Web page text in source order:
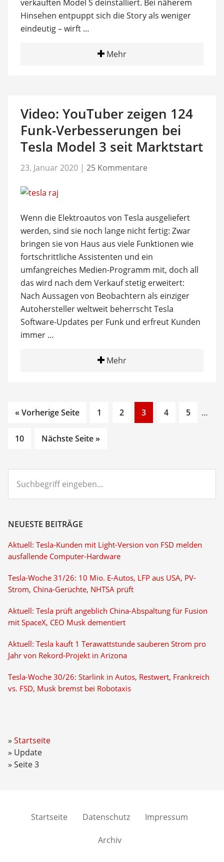
verkauften Model S deinstalliert. Bei näherem
Hinsehen entpuppt sich die Story als weniger
eindeutig – wirft …
Mehr
Video: YouTuber zeigen 124
Funk-Verbesserungen bei
Tesla Model 3 seit Marktstart
23. Januar 2020 | 25 Kommentare
Wenn die Elektroautos von Tesla ausgeliefert
werden, sind sie noch lange nicht fertig: Zwar
bringen sie von Haus aus viele Funktionen wie
fortschrittliche Assistenten und ein
umfangreiches Medien-Programm mit, doch all
das wird nach dem Verkauf stetig erweitert:
Nach Aussagen von Beobachtern als einziger
Autohersteller weltweit beherrscht Tesla
Software-Updates per Funk und erfreut Kunden
immer …
Mehr
« Vorherige Seite
Go
page
1
Go
2
Go
to
3
Go
4
Go
5 …
Go
10 Nächste Seite »
eingeben...
NEUESTE BEITRÄGE
Aktuell: Tesla-Kunden mit Light-Version von FSD melden
ausfallende Computer-Hardware
Tesla-Woche 31/26: 10 Mio. E-Autos, LFP aus USA, PV-
Strom, China-Gerüchte, NHTSA prüft
Aktuell: Tesla prüft angeblich China-Abspaltung für Fusion
mit SpaceX, CEO Musk dementiert
Aktuell: Tesla kauft 1 Terawattstunde sauberen Strom pro
Jahr von Rekord-Projekt in Arizona
Tesla-Woche 30/26: Starlink in Autos, Restwert, Frankreich
vs. FSD, Musk bremst bei Robotaxis
Startseite
Update
Seite 3
Startseite Datenschutz Impressum
Archiv